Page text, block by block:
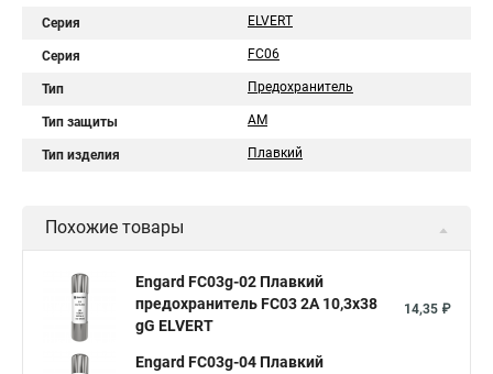
Серия ELVERT
Серия FС06
Тип Предохранитель
Тип защиты AM
Тип изделия Плавкий
Похожие товары
Engard FC03g-02 Плавкий
предохранитель FС03 2A 10,3x38
gG ELVERT
14,35 ₽
Engard FC03g-04 Плавкий